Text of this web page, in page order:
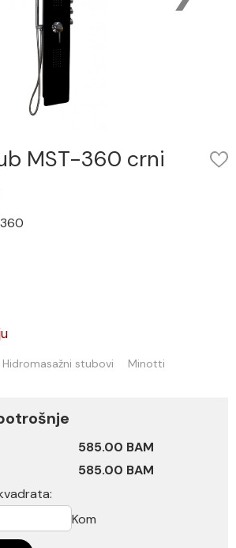
MST-360 crni
Hidromasažni stubovi Minotti
585.00 BAM
585.00 BAM
Kom